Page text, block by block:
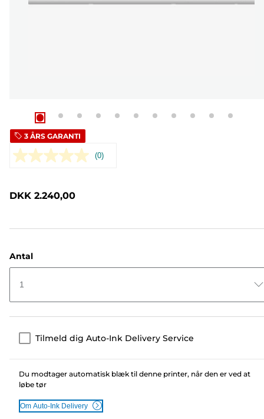
3 ÅRS GARANTI
Ingen
(0)
DKK 2.240,00
Antal
1
Tilmeld dig Auto-Ink Delivery Service
Du modtager automatisk blæk til denne printer, når den er ved at
løbe tør
Om Auto-Ink Delivery